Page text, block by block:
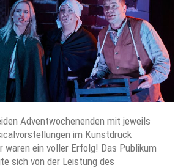
Adventwochenenden mit jeweils
im Kunstdruck
waren ein voller Erfolg! Das Publikum
sich von der Leistung des